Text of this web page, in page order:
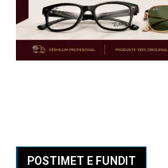
POSTIMET E FUNDIT